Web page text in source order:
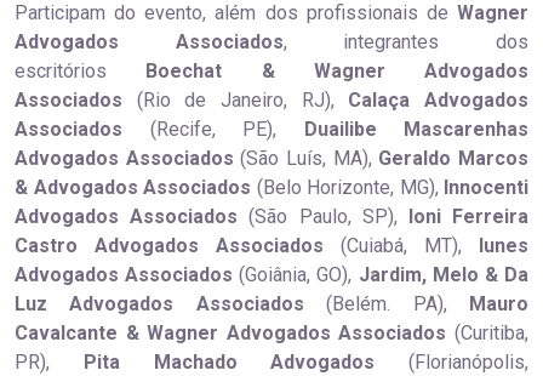
Participam do evento, além dos profissionais de Wagner
Advogados Associados, integrantes dos
escritórios
Boechat & Wagner Advogados
Associados (Rio de Janeiro, RJ), Calaça Advogados
Associados (Recife, PE),
Duailibe Mascarenhas
Advogados Associados (São Luís, MA), Geraldo Marcos
& Advogados Associados (Belo Horizonte, MG), Innocenti
Advogados Associados (São Paulo, SP),
Ioni Ferreira
Castro Advogados Associados (Cuiabá, MT),
Iunes
Advogados Associados (Goiânia, GO), Jardim, Melo & Da
Luz Advogados Associados (Belém. PA),
Mauro
Cavalcante & Wagner Advogados Associados (Curitiba,
PR),
Pita Machado Advogados (Florianópolis,